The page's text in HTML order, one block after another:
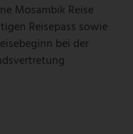
Mosambik Reise
Reisepass sowie
bei der